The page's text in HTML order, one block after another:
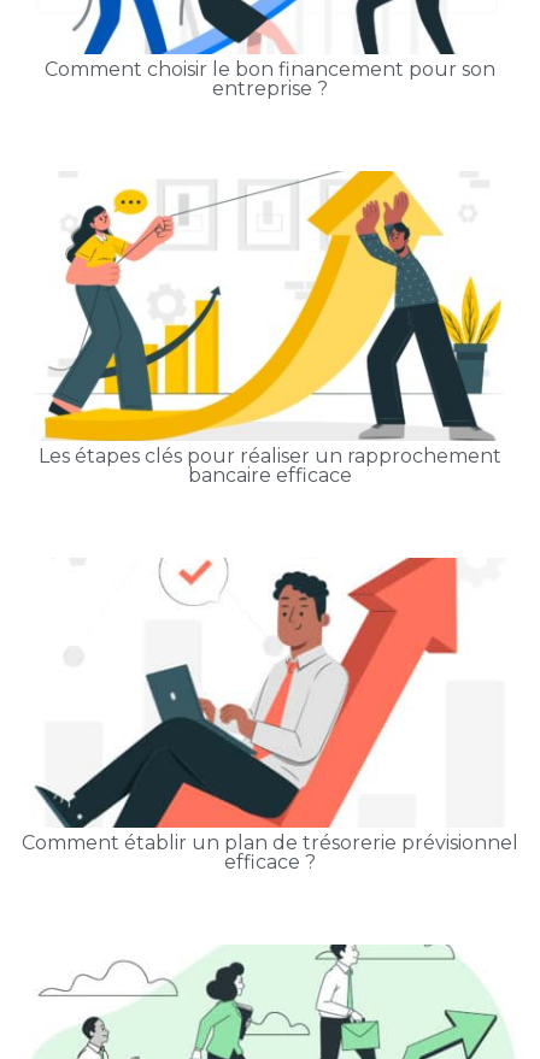
Comment choisir le bon financement pour son
entreprise ?
Les étapes clés pour réaliser un rapprochement
bancaire efficace
Comment établir un plan de trésorerie prévisionnel
efficace ?